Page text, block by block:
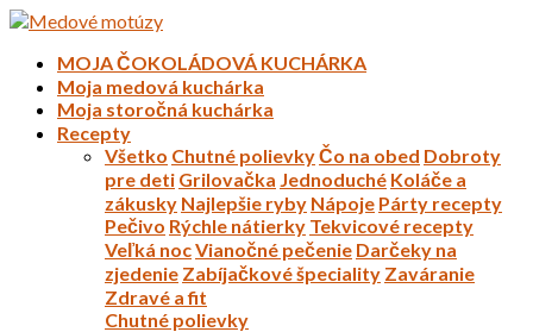
MOJA ČOKOLÁDOVÁ KUCHÁRKA
Moja medová kuchárka
Moja storočná kuchárka
Recepty
Všetko Chutné polievkyČo na obed Dobroty
pre deti Grilovačka Jednoduché Koláče a
zákusky Najlepšie ryby Nápoje Párty recepty
Pečivo Rýchle nátierky Tekvicové recepty
Veľká nocVianočné pečenie Darčeky na
zjedenie Zabíjačkové špeciality Zaváranie
Zdravé a fit
Chutné polievky